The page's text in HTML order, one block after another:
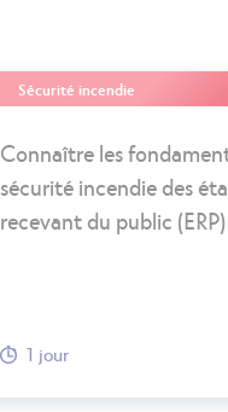
Sécurité incendie
Connaître les
sécurité incendie des
recevant du public (ERP)
1 jour